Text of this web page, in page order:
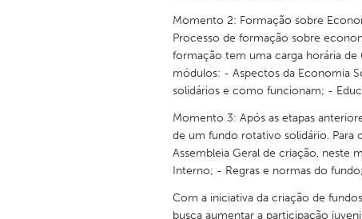
Gainesville, FL
Newburyport, MA
North
Rockport, MA
San
Seattle, WA
South
Momento 2: Formação sobre
Processo de formação sobre
formação tem uma carga horária de
módulos: - Aspectos da Economia
solidários e como funcionam; -
Momento 3: Após as etapas
de um fundo rotativo solidário. Para
Assembleia Geral de criação, neste
Interno; - Regras e normas do
Com a iniciativa da criação de
busca aumentar a participação